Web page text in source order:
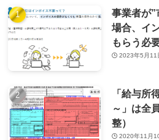
事業者が”
場合、イ
もらう必
2023年5月11
「給与所
～」は全
整）
2020年11月